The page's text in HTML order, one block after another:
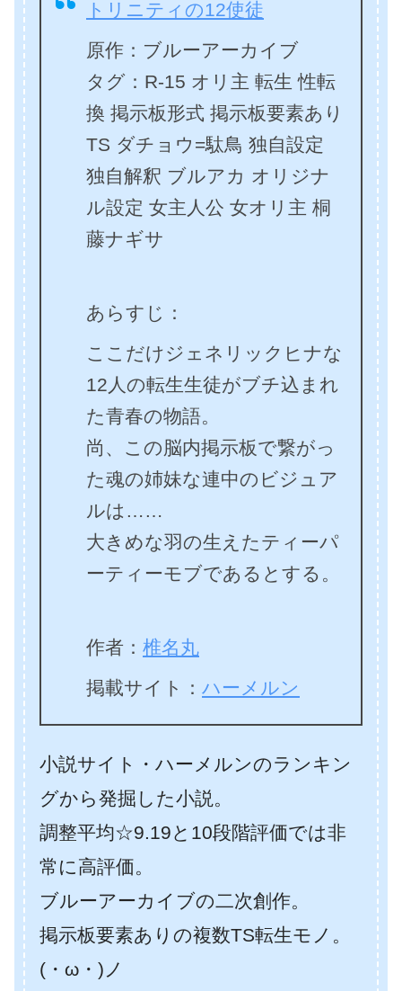
トリニティの12使徒
原作：ブルーアーカイブ
タグ：R-15 オリ主 転生 性転
換 掲示板形式 掲示板要素あり
TS ダチョウ=駄鳥 独自設定
独自解釈 ブルアカ オリジナ
ル設定 女主人公 女オリ主 桐
藤ナギサ
あらすじ：
ここだけジェネリックヒナな
12人の転生生徒がブチ込まれ
た青春の物語。
尚、この脳内掲示板で繋がっ
た魂の姉妹な連中のビジュア
ルは……
大きめな羽の生えたティーパ
ーティーモブであるとする。
作者： 椎名丸
掲載サイト： ハーメルン
小説サイト・ハーメルンのランキン
グから発掘した小説。
調整平均☆9.19と10段階評価では非
常に高評価。
ブルーアーカイブの二次創作。
掲示板要素ありの複数TS転生モノ。
(・ω・)ノ